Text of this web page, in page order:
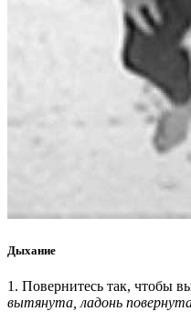
Дыхание
1. Повернитесь так, чтобы
вытянута, ладонь